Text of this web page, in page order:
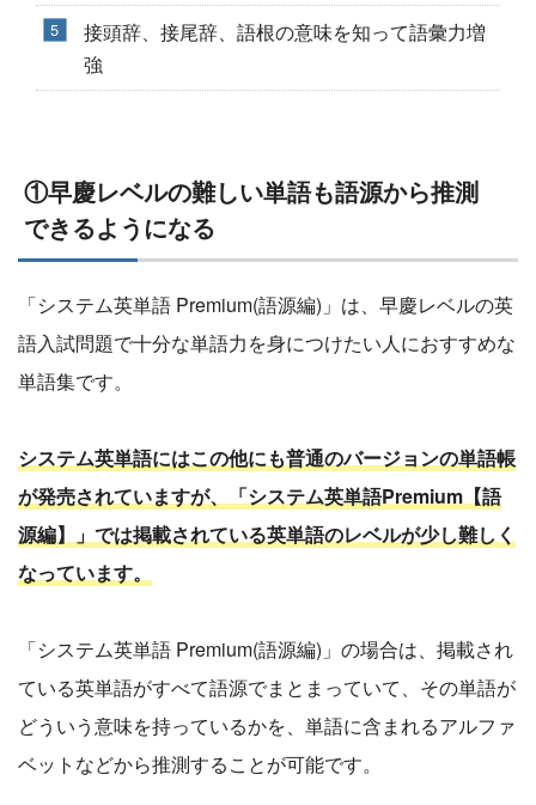
接頭辞、接尾辞、語根の意味を知って語彙力増
強
①早慶レベルの難しい単語も語源から推測
できるようになる
「システム英単語 Premium(語源編)」は、早慶レベルの英
語入試問題で十分な単語力を身につけたい人におすすめな
単語集です。
システム英単語にはこの他にも普通のバージョンの単語帳
が発売されていますが、「システム英単語Premium【語
源編】」では掲載されている英単語のレベルが少し難しく
なっています。
「システム英単語 Premium(語源編)」の場合は、掲載され
ている英単語がすべて語源でまとまっていて、その単語が
どういう意味を持っているかを、単語に含まれるアルファ
ベットなどから推測することが可能です。